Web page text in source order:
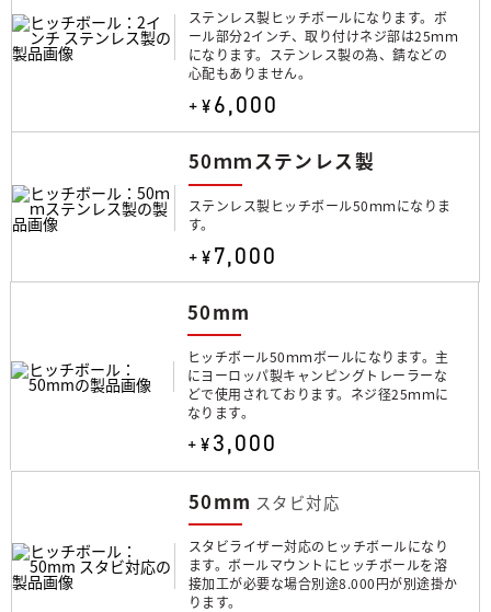
ステンレス製ヒッチボールになります。ボ
ール部分2インチ、取り付けネジ部は25ｍｍ
になります。ステンレス製の為、錆などの
心配もありません。
+¥6,000
50ｍｍステンレス製
ステンレス製ヒッチボール50ｍｍになりま
す。
+¥7,000
50mm
ヒッチボール50ｍｍボールになります。主
にヨーロッパ製キャンピングトレーラーな
どで使用されております。ネジ径25ｍｍに
なります。
+¥3,000
50mm スタビ対応
スタビライザー対応のヒッチボールになり
ます。ボールマウントにヒッチボールを溶
接加工が必要な場合別途8.000円が別途掛か
ります。